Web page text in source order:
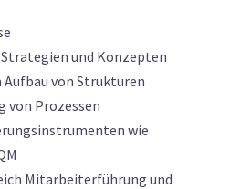
und Konzepten
von Strukturen
von Prozessen
wie
Mitarbeiterführung und